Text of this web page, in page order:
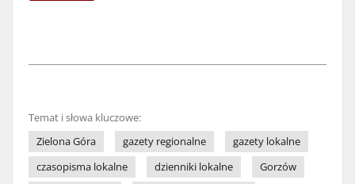
Temat i słowa kluczowe:
Zielona Góra
gazety regionalne
gazety lokalne
czasopisma lokalne
dzienniki lokalne
Gorzów